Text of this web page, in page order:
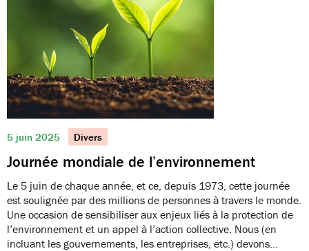
5 juin 2025 Divers
Journée mondiale de l’environnement
Le 5 juin de chaque année, et ce, depuis 1973, cette journée
est soulignée par des millions de personnes à travers le monde.
Une occasion de sensibiliser aux enjeux liés à la protection de
l’environnement et un appel à l’action collective. Nous (en
incluant les gouvernements, les entreprises, etc.) devons…